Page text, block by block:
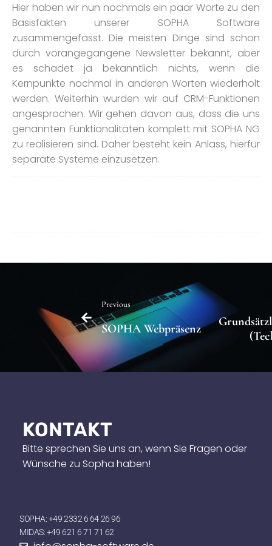
Hier haben wir nun nochmals ein paar Worte zu den
Basisfakten unserer SOPHA Software
zusammengefasst. Die meisten Dinge sind schon
durch vorangegangene Newsletter bekannt, aber
es schadet ja bekanntlich nichts, wenn die
Kernpunkte nochmal in anderen Worten wiederholt
werden. Weiterhin wurden wir auf CRM-Funktionen
angesprochen. Wir gehen davon aus, dass die uns
genannten Funktionalitäten komplett mit SOPHA NG
zu realisieren sind. Daher besteht kein Anlass, hierfür
separate Systeme einzusetzen.
Previous
SOPHA Webpräsenz
KONTAKT
Bitte sprechen Sie uns an, wenn Sie Fragen oder
Wünsche zu Sopha haben!
SOPHA: +49 2332 6 64 26 96
MIDAS: +49 621 6 71 71 62